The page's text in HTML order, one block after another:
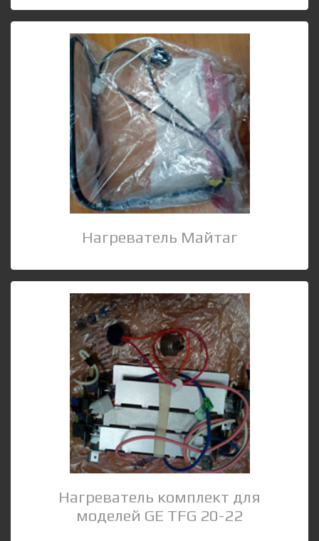
Нагреватель Mайтаг
Нагреватель комплект для
моделей GE TFG 20-22